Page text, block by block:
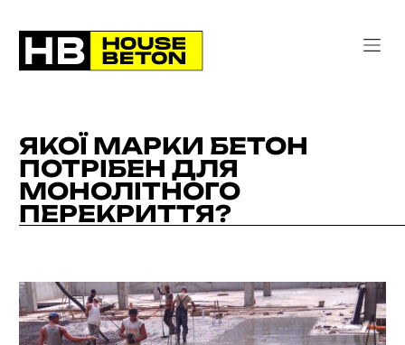
ЯКОЇ МАРКИ БЕТОН
ПОТРІБЕН ДЛЯ
МОНОЛІТНОГО
ПЕРЕКРИТТЯ?